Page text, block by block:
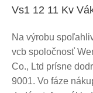
Vs1 12 11 Kv
Na výrobu
vcb spoločnosť
Co., Ltd prísne
9001. Vo fáze